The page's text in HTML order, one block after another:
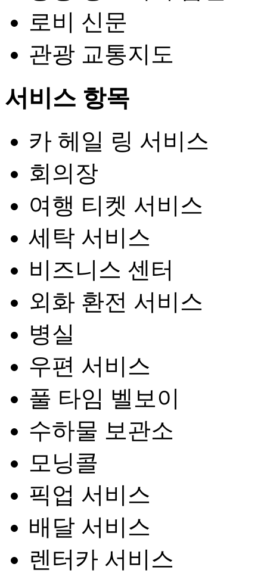
로비 신문
관광 교통지도
서비스 항목
카 헤일 링 서비스
회의장
여행 티켓 서비스
세탁 서비스
비즈니스 센터
외화 환전 서비스
병실
우편 서비스
풀 타임 벨보이
수하물 보관소
모닝콜
픽업 서비스
배달 서비스
렌터카 서비스